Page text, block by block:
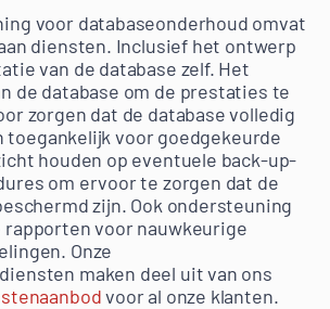
voor databaseonderhoud omvat
diensten. Inclusief het ontwerp
van de database zelf. Het
de database om de prestaties te
zorgen dat de database volledig
toegankelijk voor goedgekeurde
houden op eventuele back-up-
om ervoor te zorgen dat de
zijn. Ook ondersteuning
voor nauwkeurige
Onze
maken deel uit van ons
voor al onze klanten.